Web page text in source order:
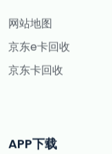
网站地图
京东e卡回收
京东卡回收
APP下载